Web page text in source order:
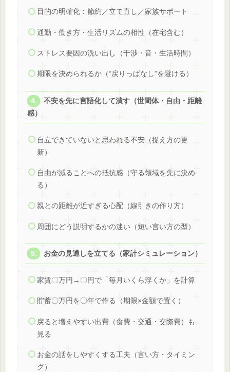
目的の明確化：節約／立て直し／家族サポート
通勤・働き方・生活リズムの相性（在宅含む）
ストレス要因の洗い出し（干渉・音・生活時間）
期限を決められるか（“戻りっぱなし”を避ける）
不安を先に言語化して潰す（世間体・自由・距離
感）
自立できていないと思われる不安（捉え方の更
新）
自由が減ることへの抵抗感（守る領域を先に決め
る）
親との距離が近すぎる心配（線引きの作り方）
周囲にどう説明するかの迷い（短い言い方の型）
お金の見通しを立てる（家計シミュレーション）
家賃〇万円→〇円で「毎月いくら浮くか」を計算
貯蓄〇万円を〇年で作る（期限×金額で置く）
戻ると増えやすい出費（食費・交通・交際費）も
見る
お金の話をしやすくする工夫（言い方・タイミン
グ）